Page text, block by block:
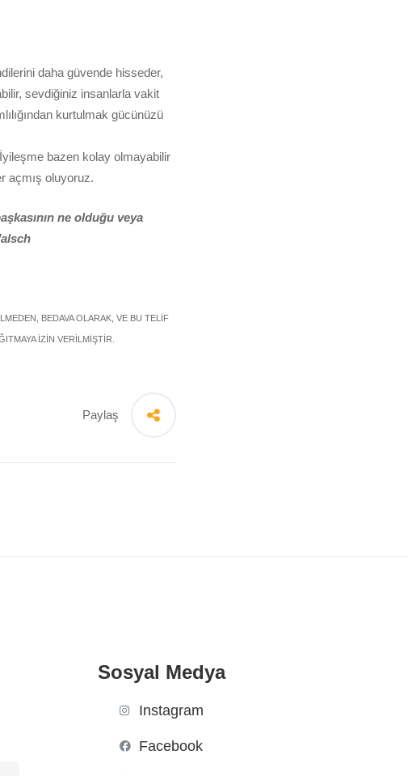
daha güvende hisseder,
sevdiğiniz insanlarla vakit
kurtulmak gücünüzü
bazen kolay olmayabilir
açmış oluyoruz.
ne olduğu veya
BEDAVA OLARAK, VE BU TELİF
İZİN VERİLMİŞTİR.
Paylaş
Sosyal Medya
Instagram
Facebook